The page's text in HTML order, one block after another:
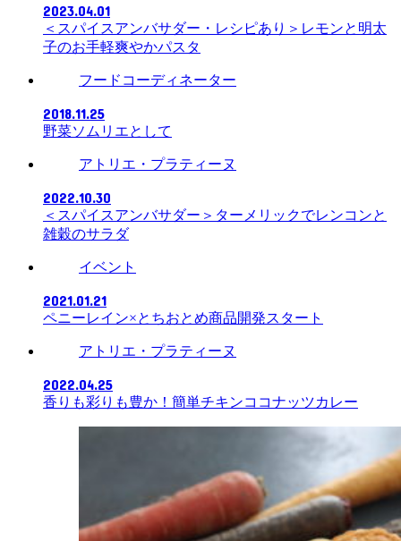
2023.04.01
＜スパイスアンバサダー・レシピあり＞レモンと明太
子のお手軽爽やかパスタ
フードコーディネーター
2018.11.25
野菜ソムリエとして
アトリエ・プラティーヌ
2022.10.30
＜スパイスアンバサダー＞ターメリックでレンコンと
雑穀のサラダ
イベント
2021.01.21
ペニーレイン×とちおとめ商品開発スタート
アトリエ・プラティーヌ
2022.04.25
香りも彩りも豊か！簡単チキンココナッツカレー